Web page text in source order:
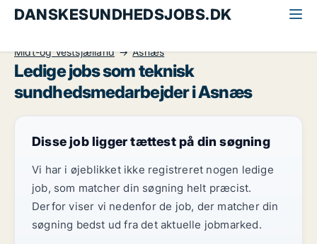
DANSKESUNDHEDSJOBS.DK
Midt-og Vestsjælland
Asnæs
Ledige jobs som teknisk
sundhedsmedarbejder i Asnæs
Disse job ligger tættest på din søgning
Vi har i øjeblikket ikke registreret nogen ledige
job, som matcher din søgning helt præcist.
Derfor viser vi nedenfor de job, der matcher din
søgning bedst ud fra det aktuelle jobmarked.